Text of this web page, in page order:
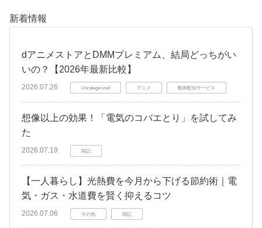
新着情報
dアニメストアとDMMプレミアム、結局どっちがい
いの？【2026年最新比較】
2026.07.26 Uncategorized アニメ 動画配信サービス
想像以上の効果！「電気のコバエとり」を試してみ
た
2026.07.19 雑記
【一人暮らし】光熱費を今月から下げる節約術｜電
気・ガス・水道費を賢く抑えるコツ
2026.07.06 その他 雑記